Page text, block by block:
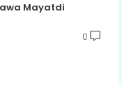
Mayatdi
0